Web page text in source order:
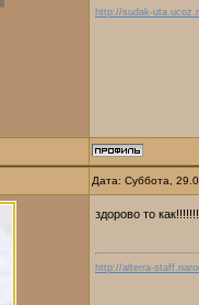
http://sudak-
Дата: Суббота,
здорово то
http://alterra-